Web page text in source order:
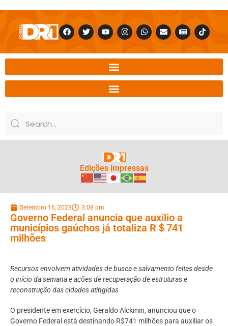
Edições impressas
Setembro 16, 2023 3:08 pm
Governo Federal anuncia que auxilio a
municípios gaúchos já totaliza R＄741
milhões
Recursos envolvem atividades de busca e salvamento feitas desde
o início da semana e ações de recuperação de estruturas e
reconstrução das cidades atingidas
O presidente em exercício, Geraldo Alckmin, anunciou que o
Governo Federal está destinando R$741 milhões para auxiliar os